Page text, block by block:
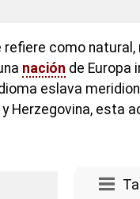
como
nación de Europa
eslava
Herzegovina, esta